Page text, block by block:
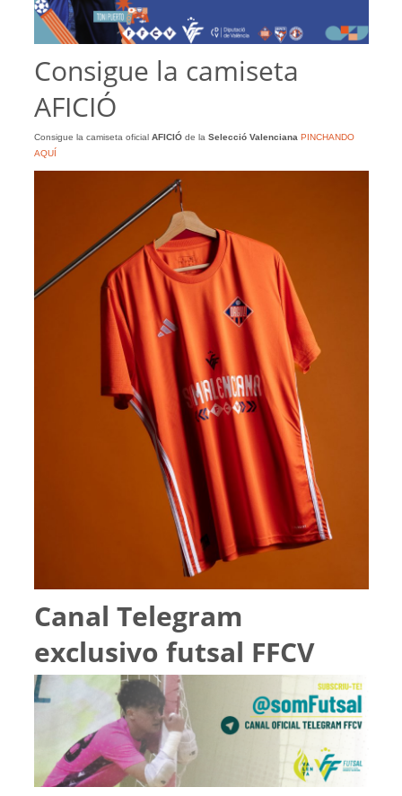
Consigue la camiseta
AFICIÓ
Consigue la camiseta oficial AFICIÓde la Selecció Valenciana PINCHANDO
AQUÍ
Canal Telegram
exclusivo futsal FFCV